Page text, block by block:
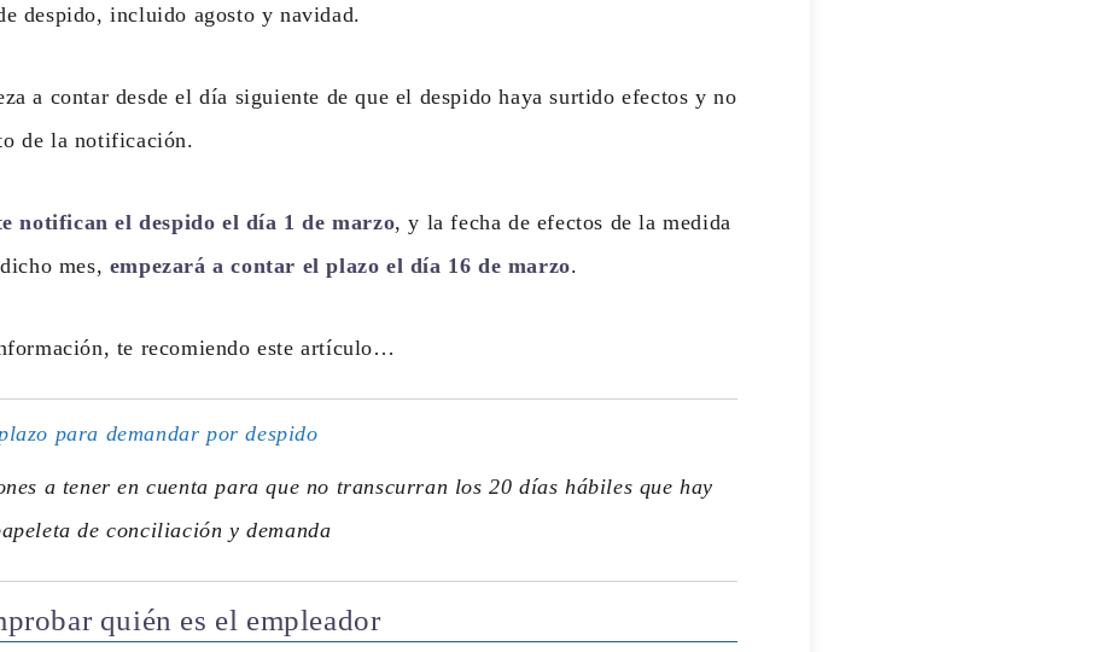
despido, incluido agosto y navidad.
a contar desde el día siguiente de que el despido haya surtido efectos y no
de la notificación.
notifican el despido el día 1 de marzo, y la fecha de efectos de la medida
mes, empezará a contar el plazo el día 16 de marzo.
te recomiendo este artículo…
para demandar por despido
a tener en cuenta para que no transcurran los 20 días hábiles que hay
de conciliación y demanda
quién es el empleador